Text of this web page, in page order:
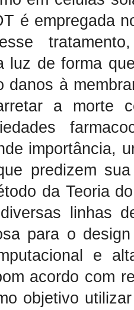
é empregada
luz de forma
danos à
a morte
importância,
predizem
da Teoria
linhas
para o
e
acordo com
objetivo